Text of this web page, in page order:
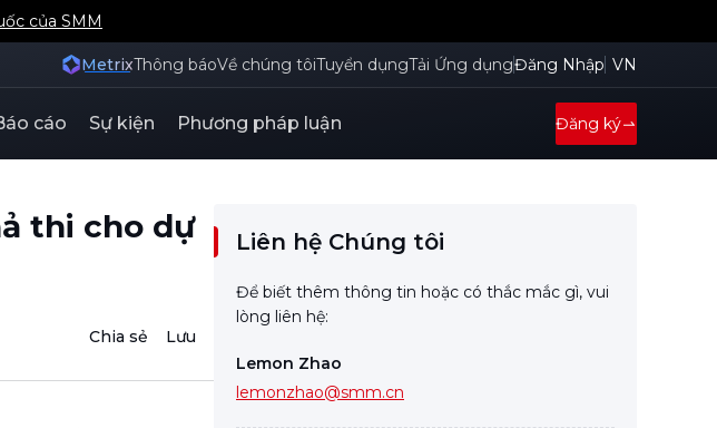
của SMM
MetrixThông báoVề chúng tôiTuyển dụngTải Ứng dụngĐăng Nhập VN
cáo Sự kiện Phương pháp luận Đăng ký
thi cho dự
Chia sẻ Lưu
Liên hệ Chúng tôi
Để biết thêm thông tin hoặc có thắc mắc gì, vui
lòng liên hệ:
Lemon Zhao
lemonzhao@smm.cn